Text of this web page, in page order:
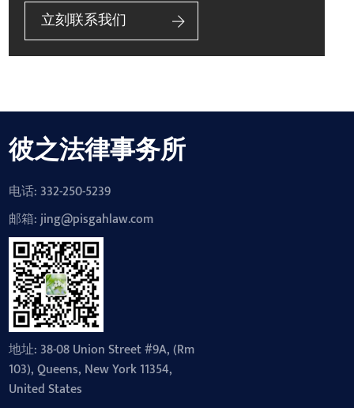
立刻联系我们
彼之法律事务所
电话: 332-250-5239
邮箱: jing@pisgahlaw.com
地址: 38-08 Union Street #9A, (Rm
103), Queens, New York 11354,
United States